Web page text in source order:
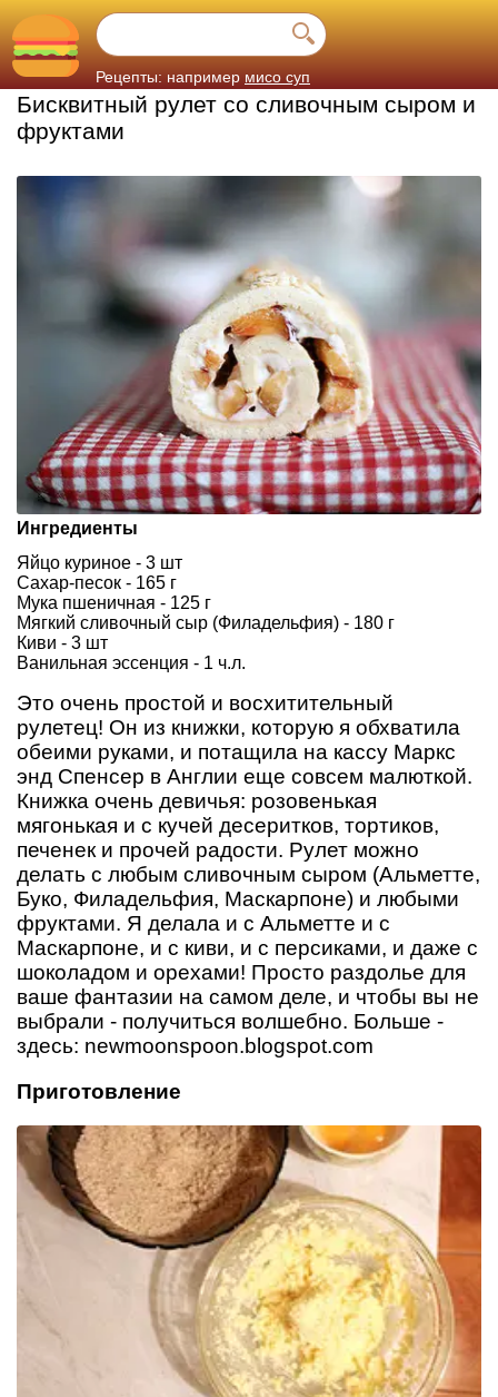
Рецепты: например мисо суп
Бисквитный рулет со сливочным сыром и
фруктами
Ингредиенты
Яйцо куриное - 3 шт
Сахар-песок - 165 г
Мука пшеничная - 125 г
Мягкий сливочный сыр (Филадельфия) - 180 г
Киви - 3 шт
Ванильная эссенция - 1 ч.л.
Это очень простой и восхитительный
рулетец! Он из книжки, которую я обхватила
обеими руками, и потащила на кассу Маркс
энд Спенсер в Англии еще совсем малюткой.
Книжка очень девичья: розовенькая
мягонькая и с кучей десеритков, тортиков,
печенек и прочей радости. Рулет можно
делать с любым сливочным сыром (Альметте,
Буко, Филадельфия, Маскарпоне) и любыми
фруктами. Я делала и с Альметте и с
Маскарпоне, и с киви, и с персиками, и даже с
шоколадом и орехами! Просто раздолье для
ваше фантазии на самом деле, и чтобы вы не
выбрали - получиться волшебно. Больше -
здесь: newmoonspoon.blogspot.com
Приготовление